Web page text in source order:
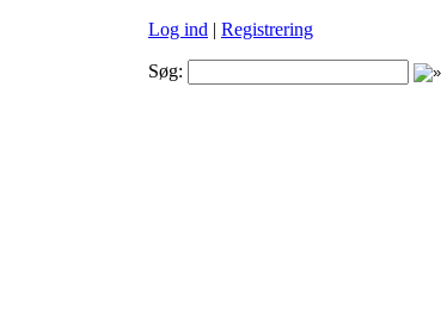
Log ind | Registrering
Søg: